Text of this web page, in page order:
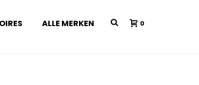
ALLE MERKEN 0